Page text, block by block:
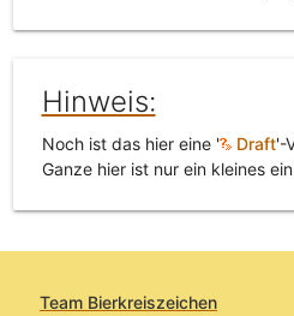
Hinweis:
Noch ist das hier eine ' Draft'-
Ganze hier ist nur ein kleines
Team Bierkreiszeichen